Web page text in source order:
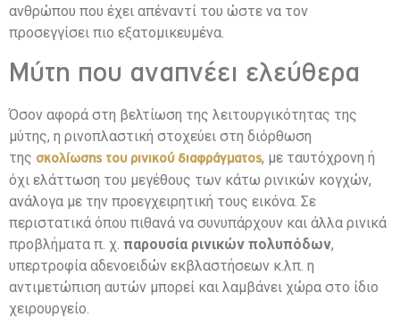
ανθρώπου που έχει απέναντί του ώστε να τον
προσεγγίσει πιο εξατομικευμένα.
Μύτη που αναπνέει ελεύθερα
Όσον αφορά στη βελτίωση της λειτουργικότητας της
μύτης, η ρινοπλαστική στοχεύει στη διόρθωση
της σκολίωσης του ρινικού διαφράγματος, με ταυτόχρονη ή
όχι ελάττωση του μεγέθους των κάτω ρινικών κογχών,
ανάλογα με την προεγχειρητική τους εικόνα. Σε
περιστατικά όπου πιθανά να συνυπάρχουν και άλλα ρινικά
προβλήματα π. χ. παρουσία ρινικών πολυπόδων,
υπερτροφία αδενοειδών εκβλαστήσεων κ.λπ. η
αντιμετώπιση αυτών μπορεί και λαμβάνει χώρα στο ίδιο
χειρουργείο.